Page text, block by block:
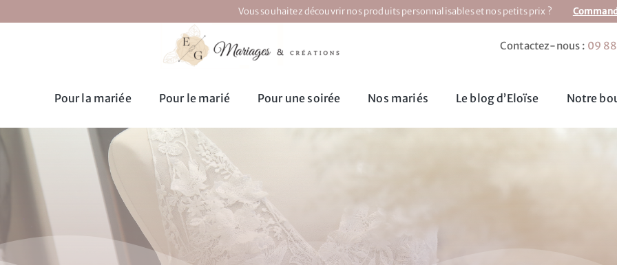
au
Vous souhaitez découvrir nos produits personnalisables et nos petits prix ?
Contactez-nous : 09
Pour la mariée Pour le marié Pour une soirée Nos mariés Le blog d’Eloïse Notre